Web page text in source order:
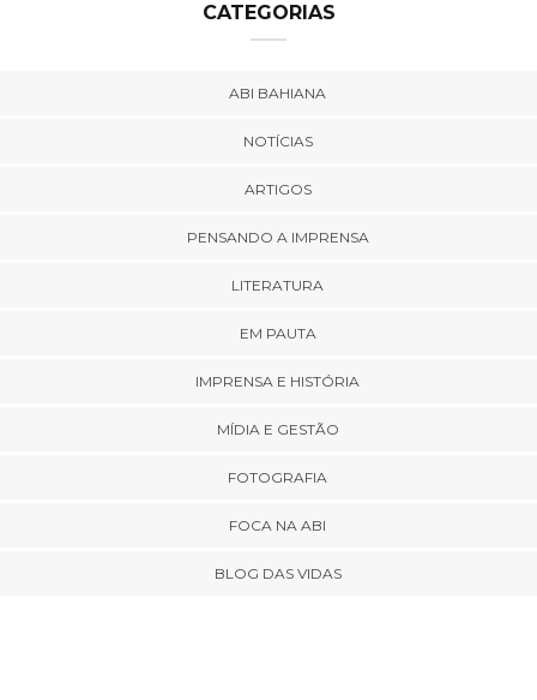
CATEGORIAS
ABI BAHIANA
NOTÍCIAS
ARTIGOS
PENSANDO A IMPRENSA
LITERATURA
EM PAUTA
IMPRENSA E HISTÓRIA
MÍDIA E GESTÃO
FOTOGRAFIA
FOCA NA ABI
BLOG DAS VIDAS